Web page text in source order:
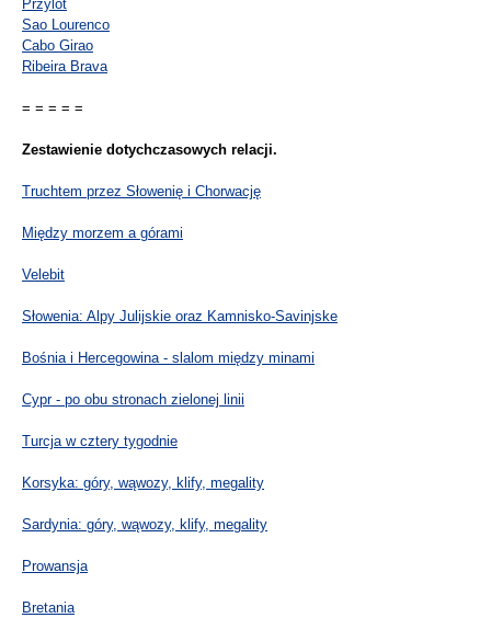
Przylot
Sao Lourenco
Cabo Girao
Ribeira Brava
= = = = =
Zestawienie dotychczasowych relacji.
Truchtem przez Słowenię i Chorwację
Między morzem a górami
Velebit
Słowenia: Alpy Julijskie oraz Kamnisko-Savinjske
Bośnia i Hercegowina - slalom między minami
Cypr - po obu stronach zielonej linii
Turcja w cztery tygodnie
Korsyka: góry, wąwozy, klify, megality
Sardynia: góry, wąwozy, klify, megality
Prowansja
Bretania